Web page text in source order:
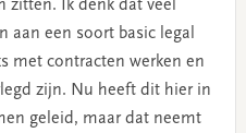
zitten. Ik denk dat veel
aan een soort basic legal
met contracten werken en
zijn. Nu heeft dit hier in
geleid, maar dat neemt